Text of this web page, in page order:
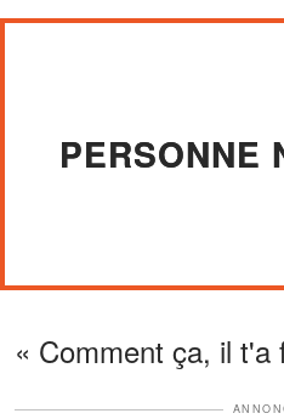
PERSONNE
« Comment ça, il t'a